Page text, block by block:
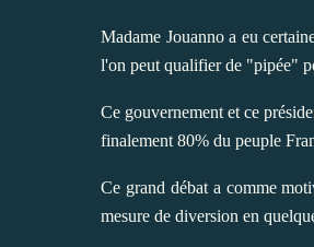
Madame Jouanno a eu
l'on peut qualifier de "pipée"
Ce gouvernement et ce
finalement 80% du peuple
Ce grand débat a comme
mesure de diversion en